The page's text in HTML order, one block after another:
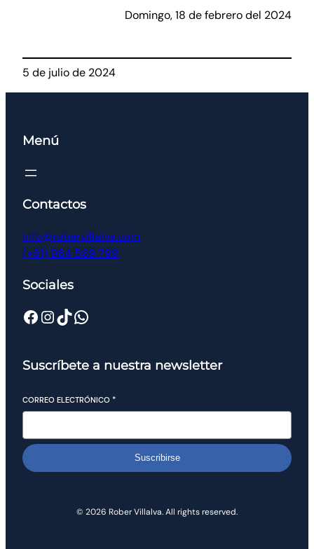
Domingo, 18 de febrero del 2024
5 de julio de 2024
Menú
Contactos
info@robervillalva.com
(+51) 964 569 799
Sociales
Suscríbete a nuestra newsletter
CORREO ELECTRÓNICO *
Suscribirse
© 2026 Rober Villalva. All rights reserved.